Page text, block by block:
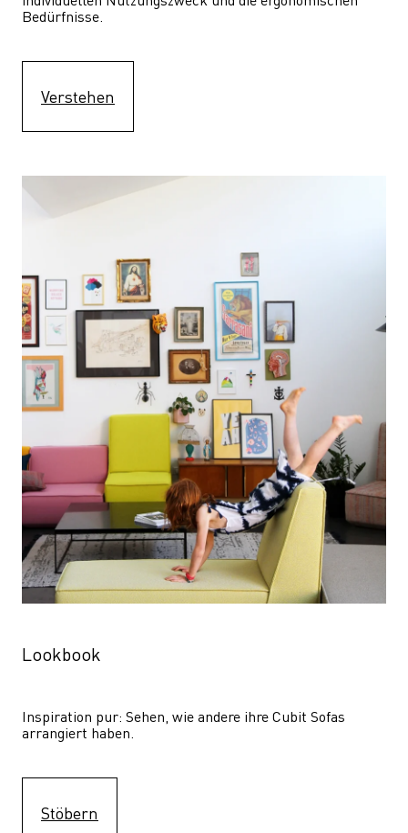
Bedürfnisse.
Verstehen
Lookbook
Inspiration pur: Sehen, wie andere ihre Cubit Sofas
arrangiert haben.
Stöbern